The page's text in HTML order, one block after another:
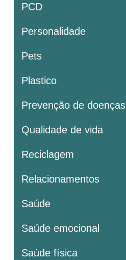
PCD
Personalidade
Pets
Plastico
Prevenção de doenças
Qualidade de vida
Reciclagem
Relacionamentos
Saúde
Saúde emocional
Saúde física